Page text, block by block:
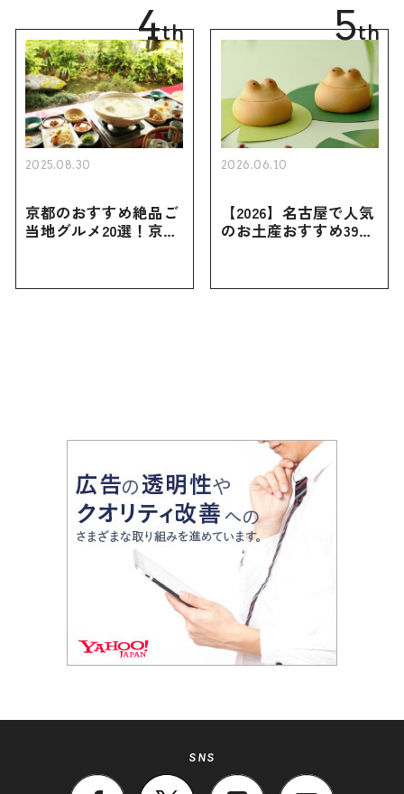
4th
2025.08.30
京都のおすすめ絶品ご
当地グルメ20選！京都
5th
2026.06.10
【2026】名古屋で人気
のお土産おすすめ39選
お土産・ばらまき用ま
SNS